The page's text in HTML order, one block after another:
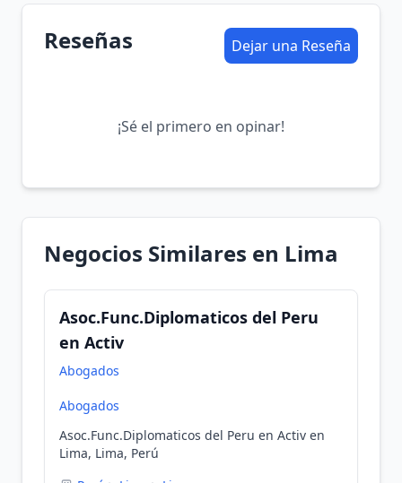
Reseñas Dejar una Reseña
¡Sé el primero en opinar!
Negocios Similares en Lima
Asoc.Func.Diplomaticos del Peru
en Activ
Abogados
Abogados
Asoc.Func.Diplomaticos del Peru en Activ en
Lima, Lima, Perú